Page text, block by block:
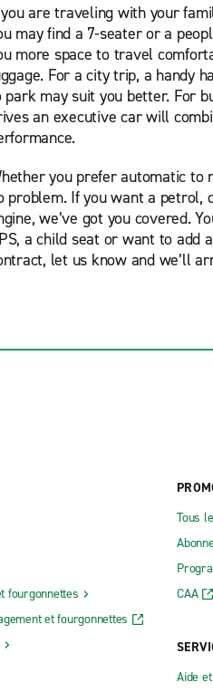
are traveling with your
may find a 7-seater or a
more space to travel
For a city trip, a handy
park may suit you better. For
an executive car will
you prefer automatic to
problem. If you want a petrol,
we’ve got you covered.
a child seat or want to add
let us know and we’ll
fourgonnettes
et fourgonnettes
Tous
CAA
Aide